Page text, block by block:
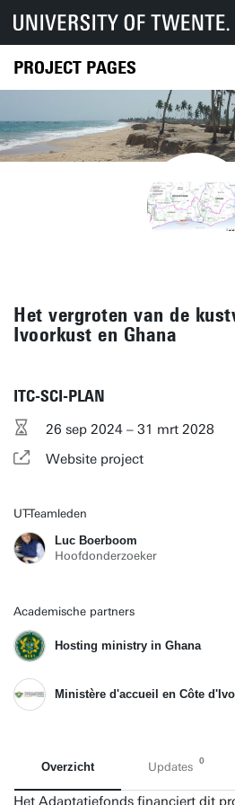
PROJECT PAGES
Het vergroten van de
Ivoorkust en Ghana
ITC-SCI-PLAN
26 sep 2024 – 31 mrt 2028
Website project
UT-Teamleden
Luc Boerboom
Hoofdonderzoeker
Academische partners
Hosting ministry in Ghana
Ministère d'accueil en Côte
Overzicht Updates 0
Het Adaptatiefonds financiert dit